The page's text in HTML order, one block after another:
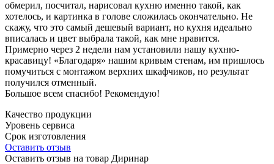
обмерил, посчитал, нарисовал кухню именно такой, как
хотелось, и картинка в голове сложилась окончательно. Не
скажу, что это самый дешевый вариант, но кухня идеально
вписалась и цвет выбрала такой, как мне нравится.
Примерно через 2 недели нам установили нашу кухню-
красавицу! «Благодаря» нашим кривым стенам, им пришлось
помучиться с монтажом верхних шкафчиков, но результат
получился отменный.
Большое всем спасибо! Рекомендую!
Качество продукции
Уровень сервиса
Срок изготовления
Оставить отзыв
Оставить отзыв на товар Диринар